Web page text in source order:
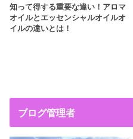
知って得する重要な違い！アロマ
オイルとエッセンシャルオイルオ
イルの違いとは！
ブログ管理者